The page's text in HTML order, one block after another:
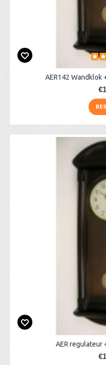
AER142 Wandklok
AER regulateur